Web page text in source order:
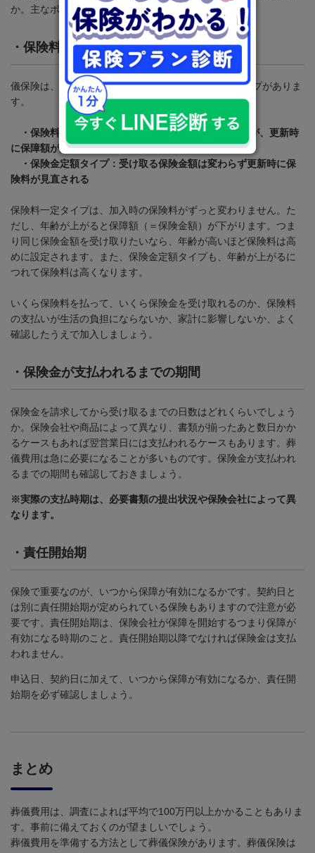
か。主なポイントを紹介します。
・保険料
儀保険は、保険料の決まり方によって大きく2つのタイプがありま
す。
・保険料一定タイプ： 更新後も保険料が変わらないが、更新時
に保障額が調整される商品もある。
・保険金定額タイプ：受け取る保険金額は変わらず更新時に保
険料が見直される
保険料一定タイプは、加入時の保険料がずっと変わりません。た
だし、年齢が上がると保障額（＝保険金額）が下がります。つま
り同じ保険金額を受け取りたいなら、年齢が高いほど保険料は高
めに設定されます。また、保険金定額タイプも、年齢が上がるに
つれて保険料は高くなります。
いくら保険料を払って、いくら保険金を受け取れるのか、保険料
の支払いが生活の負担にならないか、家計に影響しないか、よく
確認したうえで加入しましょう。
・ 保険金が支払われるまでの期間
保険金を請求してから受け取るまでの日数はどれくらいでしょう
か。保険会社や商品によって異なり、書類が揃ったあと数日かか
るケースもあれば翌営業日には支払われるケースもあります。葬
儀費用は急に必要になることが多いものです。保険金が支払われ
るまでの期間も確認しておきましょう。
※実際の支払時期は、必要書類の提出状況や保険会社によって異
なります。
・ 責任開始期
保険で重要なのが、いつから保障が有効になるかです。契約日と
は別に責任開始期が定められている保険もありますので注意が必
要です。責任開始期は、保険会社が保障を開始するつまり保障が
有効になる時期のこと。責任開始期以降でなければ保険金は支払
われません。
申込日、契約日に加えて、いつから保障が有効になるか、責任開
始期を必ず確認しましょう。
まとめ
葬儀費用は、調査によれば平均で100万円以上かかることもありま
す。事前に備えておくのが望ましいでしょう。
葬儀費用を準備する方法として葬儀保険があります。葬儀保険は